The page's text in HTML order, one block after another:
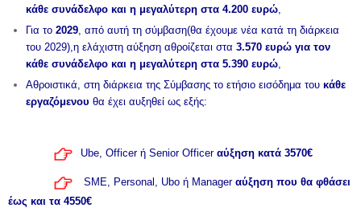
κάθε συνάδελφο και η μεγαλύτερη στα 4.200 ευρώ,
Για το2029, από αυτή τη σύμβαση(θα έχουμε νέα κατά τη διάρκεια
του 2029),η ελάχιστη αύξηση αθροίζεται στα3.570 ευρώ για τον
κάθε συνάδελφο και η μεγαλύτερη στα 5.390 ευρώ,
Αθροιστικά, στη διάρκεια της Σύμβασης το ετήσιο εισόδημα τουκάθε
εργαζόμενου θα έχει αυξηθεί ως εξής:
Ube, Officer ή Senior Officer αύξηση κατά 3570€
SME, Personal, Ubo ή Manager αύξηση που θα φθάσει
έως και τα 4550€